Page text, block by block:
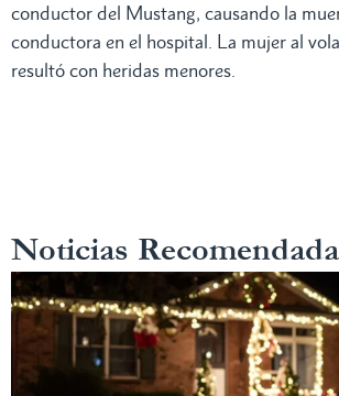
conductor del Mustang, causando la
conductora en el hospital. La mujer al
resultó con heridas menores.
Noticias